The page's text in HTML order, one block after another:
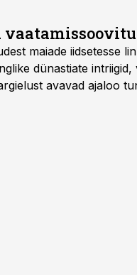
maiade iidsetesse
dünastiate
avavad ajaloo